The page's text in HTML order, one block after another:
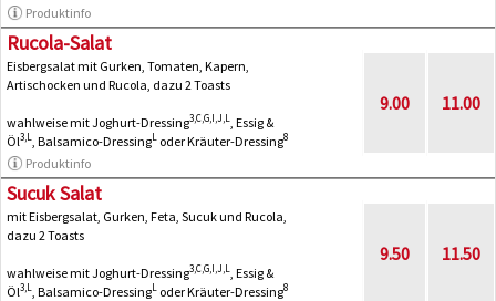
Produktinfo
Rucola-Salat
Eisbergsalat mit Gurken, Tomaten, Kapern,
Artischocken und Rucola, dazu 2 Toasts
wahlweise mit Joghurt-Dressing3,C,G,I,J,L , Essig &
Öl3,L , Balsamico-DressingL oder Kräuter-Dressing8
Produktinfo
9.00 11.00
Sucuk Salat
mit Eisbergsalat, Gurken, Feta, Sucuk und Rucola,
dazu 2 Toasts
wahlweise mit Joghurt-Dressing3,C,G,I,J,L , Essig &
Öl3,L , Balsamico-DressingL oder Kräuter-Dressing8
9.50 11.50